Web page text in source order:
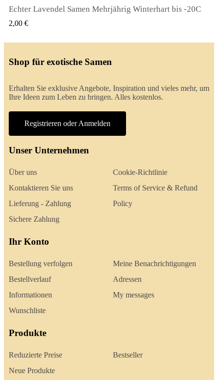
QUICK VIEW
Echter Lavendel Samen Mehrjährig Winterhart bis -20C
2,00 €
Shop für exotische Samen
Erhalten Sie exklusive Angebote, Inspiration und vieles mehr, um
Ihre Ideen zum Leben zu bringen. Alles kostenlos.
Registrieren oder Anmelden
Unser Unternehmen
Über uns
Kontaktieren Sie uns
Lieferung - Zahlung
Sichere Zahlung
Cookie-Richtlinie
Terms of Service & Refund
Policy
Ihr Konto
Bestellung verfolgen
Bestellverlauf
Informationen
Wunschliste
Meine Benachrichtigungen
Adressen
My messages
Produkte
Reduzierte Preise
Neue Produkte
Bestseller